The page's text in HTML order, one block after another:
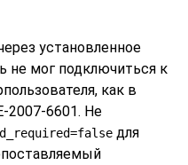
установленное
не мог подключиться к
как в
2007-6601. Не
для